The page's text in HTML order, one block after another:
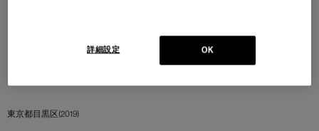
東京都目黒区(2019)
OK
詳細設定